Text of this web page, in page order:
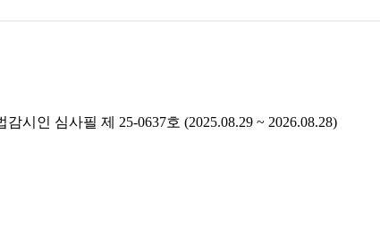
시인 심사필 제 25-0637호 (2025.08.29 ~ 2026.08.28)